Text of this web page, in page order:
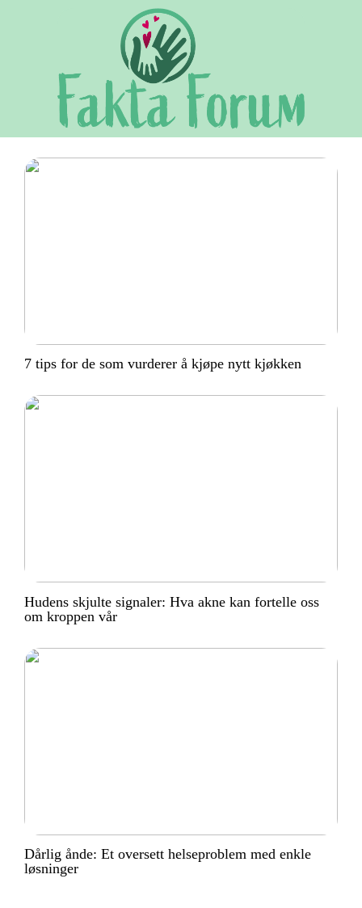
7 tips for de som vurderer å kjøpe nytt kjøkken
Hudens skjulte signaler: Hva akne kan fortelle oss
om kroppen vår
Dårlig ånde: Et oversett helseproblem med enkle
løsninger